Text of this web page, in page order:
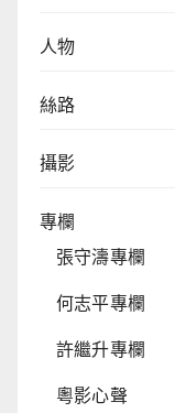
人物
絲路
攝影
專欄
張守濤專欄
何志平專欄
許繼升專欄
粵影心聲